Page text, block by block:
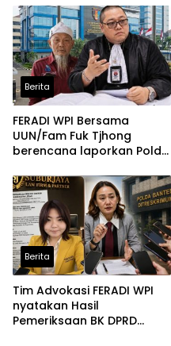
Berita
FERADI WPI Bersama
UUN/Fam Fuk Tjhong
berencana laporkan Polda
Polri, Hingga saat ini
terduga Dalang Penculikan
UUN diduga belum
tersentuh Hukum
Berita
Tim Advokasi FERADI WPI
nyatakan Hasil
Pemeriksaan BK DPRD